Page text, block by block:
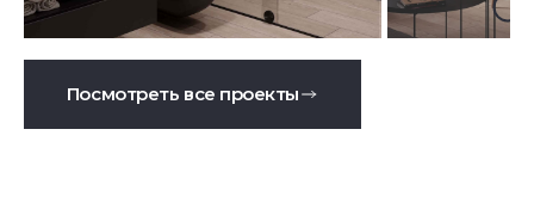
Посмотреть все проекты